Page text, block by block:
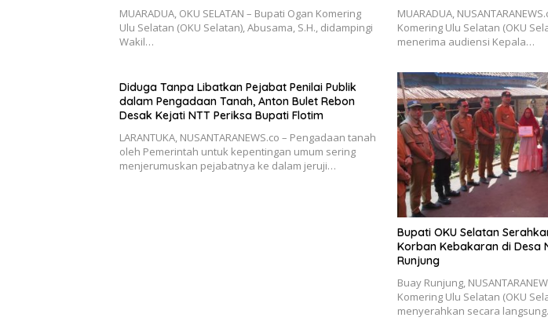
MUARADUA, OKU SELATAN – Bupati Ogan Komering
Ulu Selatan (OKU Selatan), Abusama, S.H., didampingi
Wakil…
MUARADUA,
Komering Ulu Selatan (OKU
menerima audiensi Kepala…
Diduga Tanpa Libatkan Pejabat Penilai Publik
dalam Pengadaan Tanah, Anton Bulet Rebon
Desak Kejati NTT Periksa Bupati Flotim
LARANTUKA, NUSANTARANEWS.co – Pengadaan tanah
oleh Pemerintah untuk kepentingan umum sering
menjerumuskan pejabatnya ke dalam jeruji…
Bupati OKU Selatan
Korban Kebakaran di Desa
Runjung
Buay Runjung,
Komering Ulu Selatan (OKU
menyerahkan secara